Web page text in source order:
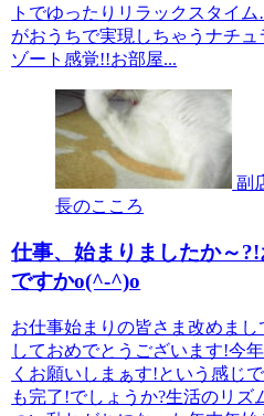
トでゆったりリラックスタイ
がおうちで実現しちゃうナチュ
ゾート感覚!!お部屋...
副
長のこころ
仕事、始まりましたか～
ですかo(^-^)o
お仕事始まりの皆さま改めまし
しておめでとうございます!今
くお願いしまぁす!という感じ
も完了!でしょうか?生活のリズ